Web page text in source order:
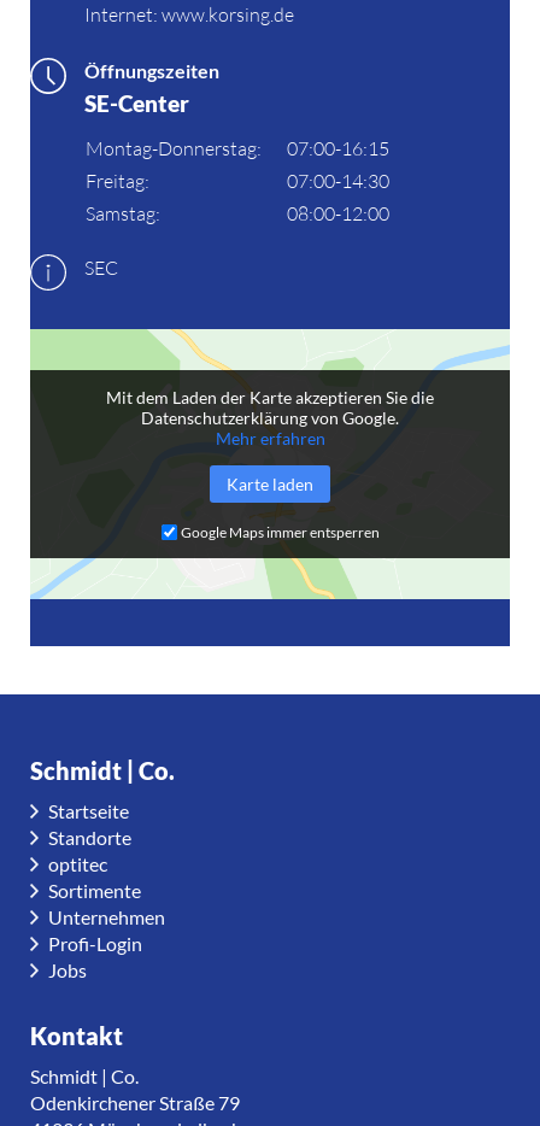
Internet: www.korsing.de
Öffnungszeiten
SE-Center
Montag-Donnerstag:
07:00-16:15
Freitag:
07:00-14:30
Samstag:
08:00-12:00
SEC
Mit dem Laden der Karte akzeptieren Sie die
Datenschutzerklärung von Google.
Mehr erfahren
Karte laden
Google Maps immer entsperren
Schmidt | Co.
Startseite
Standorte
optitec
Sortimente
Unternehmen
Profi-Login
Jobs
Kontakt
Schmidt | Co.
Odenkirchener Straße 79